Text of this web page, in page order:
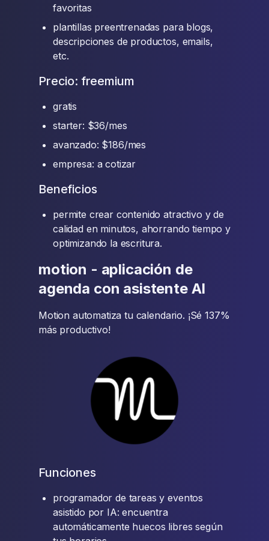
favoritas
plantillas preentrenadas para blogs,
descripciones de productos, emails,
etc.
Precio: freemium
gratis
starter: $36/mes
avanzado: $186/mes
empresa: a cotizar
Beneficios
permite crear contenido atractivo y de
calidad en minutos, ahorrando tiempo y
optimizando la escritura.
motion - aplicación de
agenda con asistente AI
Motion automatiza tu calendario. ¡Sé 137%
más productivo!
Funciones
programador de tareas y eventos
asistido por IA: encuentra
automáticamente huecos libres según